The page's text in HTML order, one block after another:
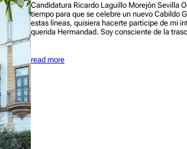
Candidatura Ricardo Laguillo Morejón Sevilla
tiempo para que se celebre un nuevo Cabildo
estas líneas, quisiera hacerte participe de mi
querida Hermandad. Soy consciente de la
read more